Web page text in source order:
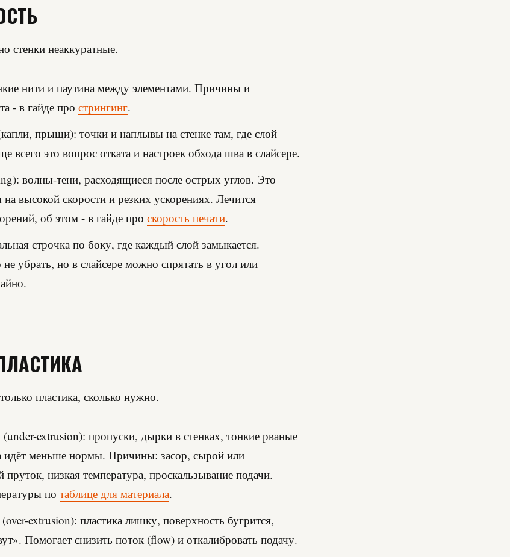
стенки неаккуратные.
нити и паутина между элементами. Причины и
- в гайде про стрингинг.
прыщи): точки и наплывы на стенке там, где слой
всего это вопрос отката и настроек обхода шва в слайсере.
волны-тени, расходящиеся после острых углов. Это
высокой скорости и резких ускорениях. Лечится
об этом - в гайде про скорость печати.
строчка по боку, где каждый слой замыкается.
убрать, но в слайсере можно спрятать в угол или
пластика, сколько нужно.
(under-extrusion): пропуски, дырки в стенках, тонкие рваные
идёт меньше нормы. Причины: засор, сырой или
пруток, низкая температура, проскальзывание подачи.
по таблице для материала.
extrusion): пластика лишку, поверхность бугрится,
Помогает снизить поток (flow) и откалибровать подачу.